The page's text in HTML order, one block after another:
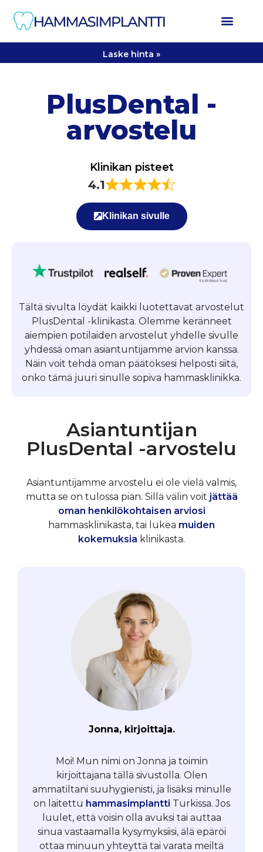
Laske hinta »
PlusDental -
arvostelu
Klinikan pisteet
4.1
Klinikan sivulle
Tältä sivulta löydät kaikki luotettavat arvostelut
PlusDental -klinikasta. Olemme keränneet
aiempien potilaiden arvostelut yhdelle sivulle
yhdessä oman asiantuntijamme arvion kanssa.
Näin voit tehdä oman päätöksesi helposti siitä,
onko tämä juuri sinulle sopiva hammasklinikka.
Asiantuntijan
PlusDental -arvostelu
Asiantuntijamme arvostelu ei ole vielä valmis,
mutta se on tulossa pian. Sillä välin voit jättää
oman henkilökohtaisen arviosi
hammasklinikasta, tai lukea muiden
kokemuksia klinikasta.
Jonna, kirjoittaja.
Moi! Mun nimi on Jonna ja toimin
kirjoittajana tällä sivustolla. Olen
ammatiltani suuhygienisti, ja lisäksi minulle
on laitettu hammasimplantti Turkissa. Jos
luulet, että voisin olla avuksi tai auttaa
sinua vastaamalla kysymyksiisi, älä epäröi
ottaa minuun yhteyttä tai varata meiltä